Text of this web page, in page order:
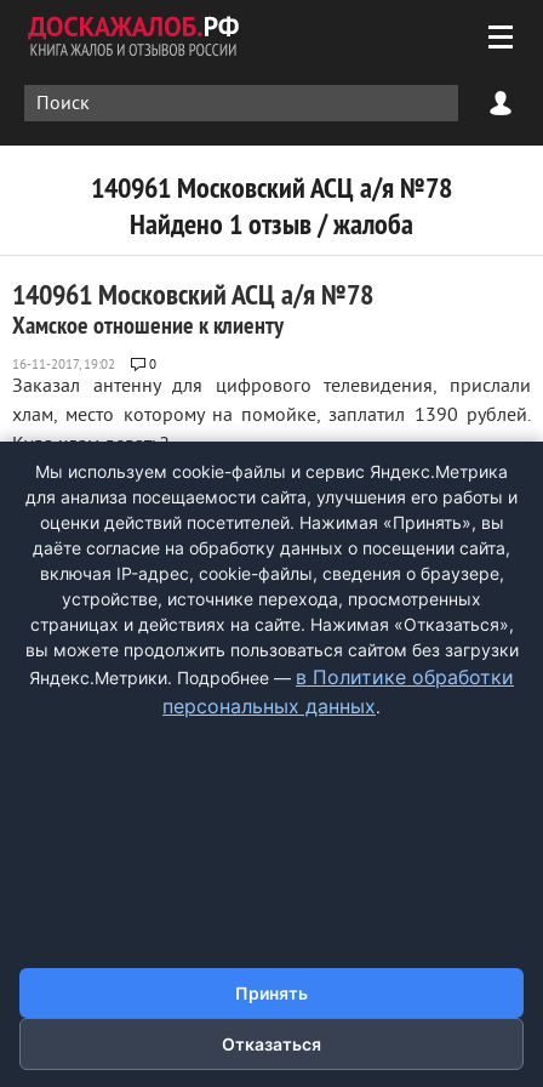
140961 Московский АСЦ а/я №78
Найдено 1 отзыв / жалоба
140961 Московский АСЦ а/я №78
Хамское отношение к клиенту
0
Заказал антенну для цифрового телевидения, прислали
хлам, место которому на помойке, заплатил 1390 рублей.
Куда хлам девать? ...
ДОБАВИТЬ ЖАЛОБУ
КОНТАКТЫ
Мы используем cookie-файлы и сервис Яндекс.Метрика
для анализа посещаемости сайта, улучшения его работы и
оценки действий посетителей. Нажимая «Принять», вы
даёте согласие на обработку данных о посещении сайта,
включая IP-адрес, cookie-файлы, сведения о браузере,
устройстве, источнике перехода, просмотренных
страницах и действиях на сайте. Нажимая «Отказаться»,
вы можете продолжить пользоваться сайтом без загрузки
Яндекс.Метрики. Подробнее — в Политике обработки
персональных данных.
Принять
Отказаться